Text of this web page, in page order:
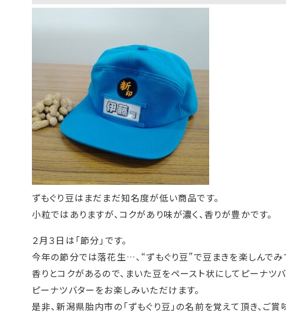
ずもぐり豆はまだまだ知名度が低い商品です。
小粒ではありますが、コクがあり味が濃く、香りが豊かです。
２月３日は「節分」です。
今年の節分では落花生…、“ずもぐり豆”で豆まきを楽しんでみ
香りとコクがあるので、まいた豆をペースト状にしてピーナツ
ピーナツバターをお楽しみいただけます。
是非、新潟県胎内市の「ずもぐり豆」の名前を覚えて頂き、ご賞